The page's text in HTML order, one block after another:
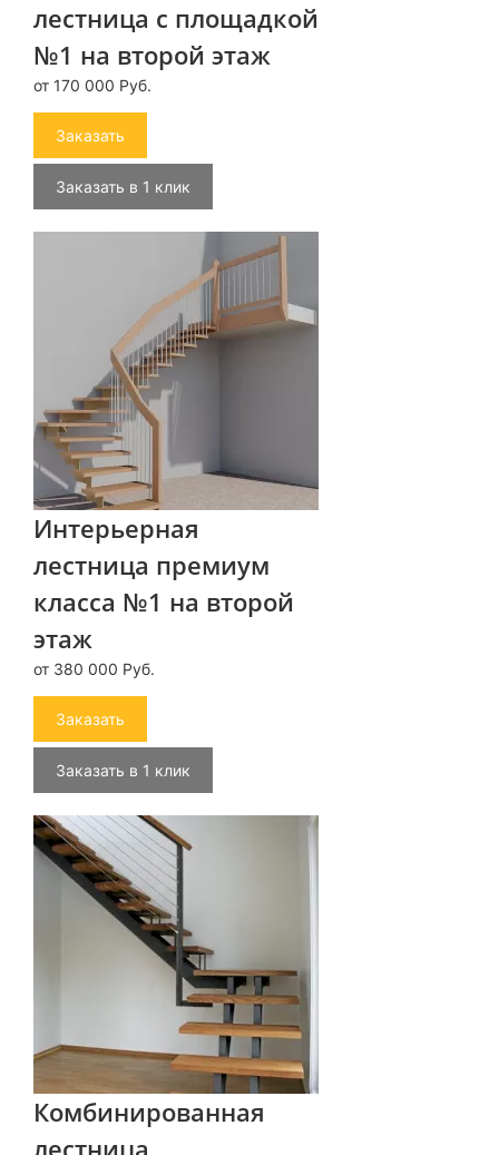
лестница с площадкой
№1 на второй этаж
от 170 000 Руб.
Заказать
Заказать в 1 клик
Интерьерная
лестница премиум
класса №1 на второй
этаж
от 380 000 Руб.
Заказать
Заказать в 1 клик
Комбинированная